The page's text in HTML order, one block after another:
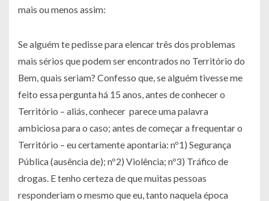
mais ou menos assim:
Se alguém te pedisse para elencar três dos problemas
mais sérios que podem ser encontrados no Território do
Bem, quais seriam? Confesso que, se alguém tivesse me
feito essa pergunta há 15 anos, antes de conhecer o
Território – aliás, conhecer parece uma palavra
ambiciosa para o caso; antes de começar a frequentar o
Território – eu certamente apontaria: nº1) Segurança
Pública (ausência de); nº2) Violência; nº3) Tráfico de
drogas. E tenho certeza de que muitas pessoas
responderiam o mesmo que eu, tanto naquela época